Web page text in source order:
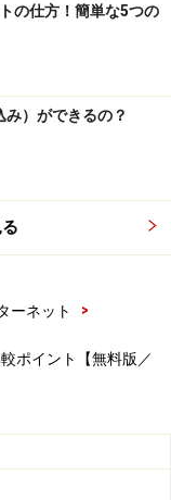
な無料ソフトが
ごとに分割した
たりする「Cube
だけを抜き出す
ソフトを使い分
す。どれも無料な
すすめです。
の仕方！簡単な5つの
）ができるの？
ーネット
>
ポイント【無料版／